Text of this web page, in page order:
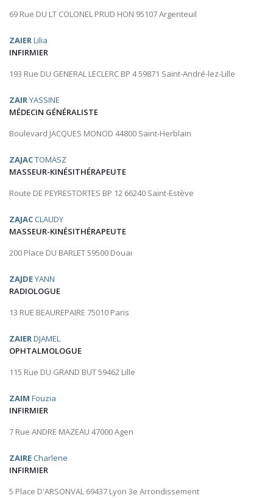
69 Rue DU LT COLONEL PRUD HON 95107 Argenteuil
ZAIERLilia
INFIRMIER
193 Rue DU GENERAL LECLERC BP 4 59871 Saint-André-lez-Lille
ZAIRYASSINE
MÉDECIN GÉNÉRALISTE
Boulevard JACQUES MONOD 44800 Saint-Herblain
ZAJACTOMASZ
MASSEUR-KINÉSITHÉRAPEUTE
Route DE PEYRESTORTES BP 12 66240 Saint-Estève
ZAJAC CLAUDY
MASSEUR-KINÉSITHÉRAPEUTE
200 Place DU BARLET 59500 Douai
ZAJDEYANN
RADIOLOGUE
13 RUE BEAUREPAIRE 75010 Paris
ZAIERDJAMEL
OPHTALMOLOGUE
115 Rue DU GRAND BUT 59462 Lille
ZAIM Fouzia
INFIRMIER
7 Rue ANDRE MAZEAU 47000 Agen
ZAIRE Charlene
INFIRMIER
5 Place D'ARSONVAL 69437 Lyon 3e Arrondissement